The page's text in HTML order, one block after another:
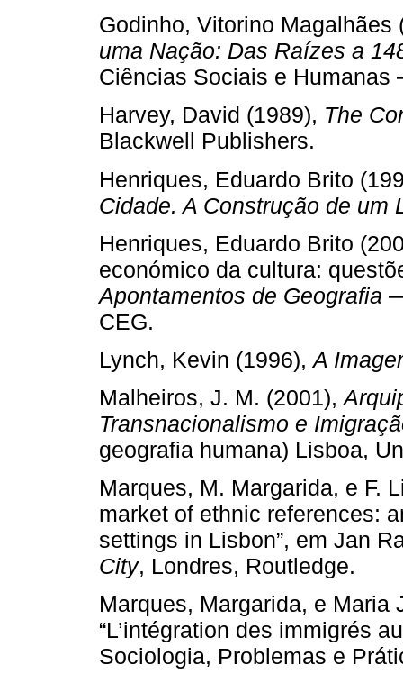
Godinho, Vitorino Magalhães
uma Nação: Das Raízes a
Ciências Sociais e
Harvey, David (1989), The
Blackwell Publishers.
Henriques, Eduardo Brito
Cidade. A Construção de um
Henriques, Eduardo Brito
económico da cultura:
Apontamentos de Geografia
CEG.
Lynch, Kevin (1996),A
Malheiros, J. M. (2001),
Transnacionalismo e
geografia humana) Lisboa,
Marques, M. Margarida, e F.
market of ethnic references:
settings in Lisbon”, em Jan
City, Londres, Routledge.
Marques, Margarida, e Maria
“L’intégration des immigrés
Sociologia, Problemas e